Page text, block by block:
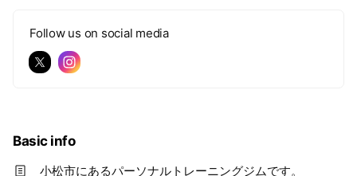
Follow us on social media
Basic info
小松市にあるパーソナルトレーニングジムです。